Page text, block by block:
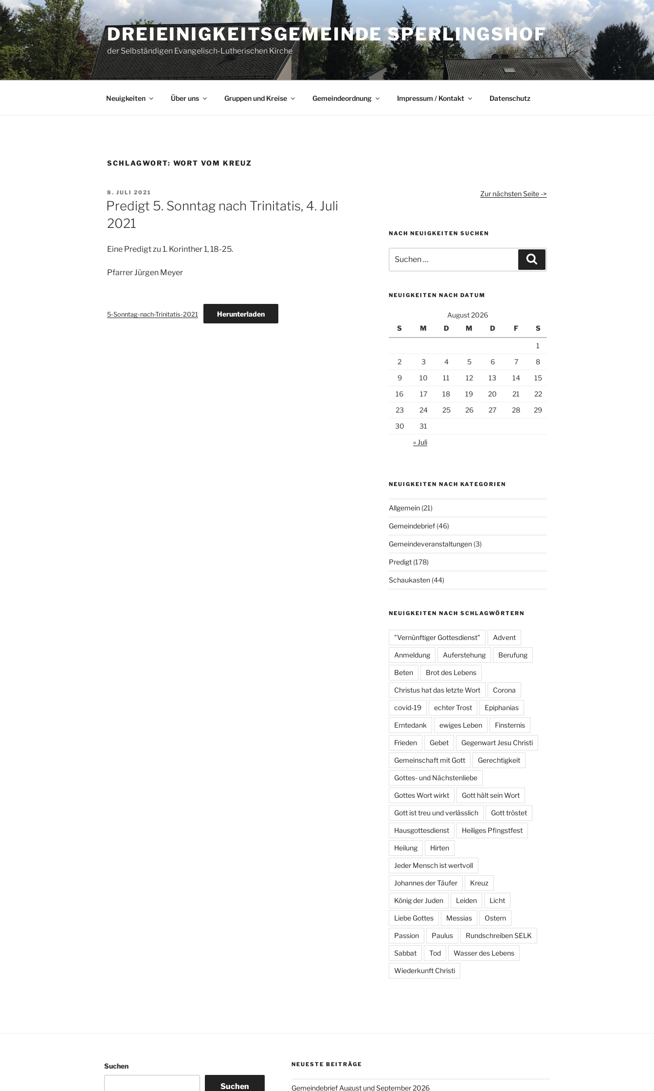
Zum
Inhalt
springen
DREIEINIGKEITSGEMEINDE SPERLINGSHOF
der Selbständigen Evangelisch-Lutherischen Kirche
Neuigkeiten Über uns Gruppen und Kreise Gemeindeordnung Impressum / Kontakt Datenschutz
SCHLAGWORT: WORT VOM KREUZ
VERÖFFENTLICHT
AM
8. JULI 2021
Predigt 5. Sonntag nach Trinitatis, 4. Juli
2021
Eine Predigt zu 1. Korinther 1, 18-25.
Pfarrer Jürgen Meyer
5-Sonntag-nach-Trinitatis-2021 Herunterladen
Zur nächsten Seite ->
NACH NEUIGKEITEN SUCHEN
nach:
NEUIGKEITEN NACH DATUM
August 2026
S
M D M D F S
1
2
3 4 5 6 7
8
9
10 11 12 13 14
15
16
17 18 19 20 21
22
23
24 25 26 27 28
29
30
31
« Juli
NEUIGKEITEN NACH KATEGORIEN
Allgemein(21)
Gemeindebrief(46)
Gemeindeveranstaltungen(3)
Predigt(178)
Schaukasten(44)
NEUIGKEITEN NACH SCHLAGWÖRTERN
"Vernünftiger Gottesdienst" Advent
Anmeldung Auferstehung Berufung
Beten Brot des Lebens
Christus hat das letzte Wort Corona
covid-19 echter Trost Epiphanias
Erntedank ewiges Leben Finsternis
Frieden Gebet Gegenwart Jesu Christi
Gemeinschaft mit Gott Gerechtigkeit
Gottes- und Nächstenliebe
Gottes Wort wirkt Gott hält sein Wort
Gott ist treu und verlässlich Gott tröstet
Hausgottesdienst Heiliges Pfingstfest
Heilung Hirten
Jeder Mensch ist wertvoll
Johannes der Täufer Kreuz
König der Juden Leiden Licht
Liebe Gottes Messias Ostern
Passion Paulus Rundschreiben SELK
Sabbat Tod Wasser des Lebens
Wiederkunft Christi
Suchen
Suchen
NEUESTE BEITRÄGE
Gemeindebrief August und September 2026